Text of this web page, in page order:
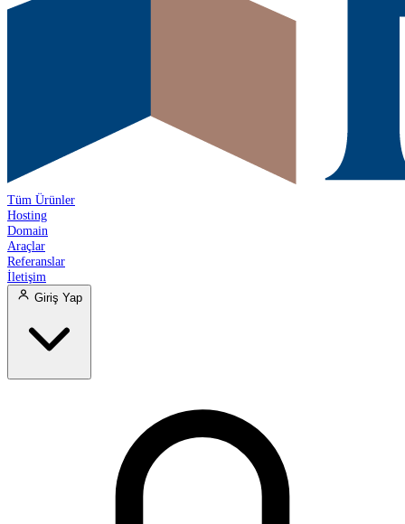
Tüm Ürünler
Hosting
Domain
Araçlar
Referanslar
İletişim
Giriş Yap